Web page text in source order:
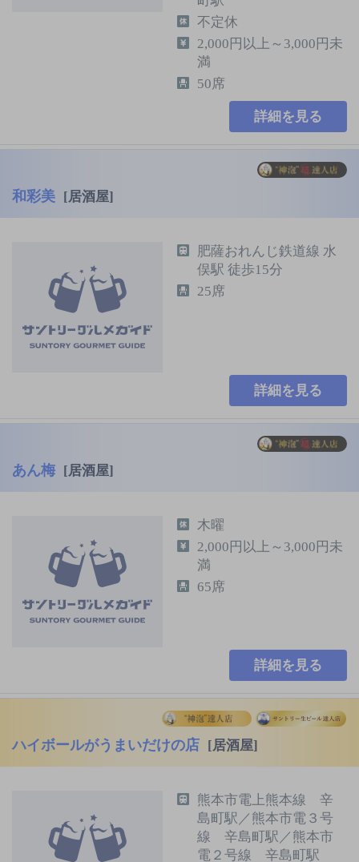
不定休
2,000円以上～3,000円未
満
50席
詳細を見る
和彩美 [居酒屋]
肥薩おれんじ鉄道線 水
俣駅 徒歩15分
25席
詳細を見る
あん梅 [居酒屋]
木曜
2,000円以上～3,000円未
満
65席
詳細を見る
ハイボールがうまいだけの店 [居酒屋]
熊本市電上熊本線 辛
島町駅／熊本市電３号
線 辛島町駅／熊本市
電２号線 辛島町駅